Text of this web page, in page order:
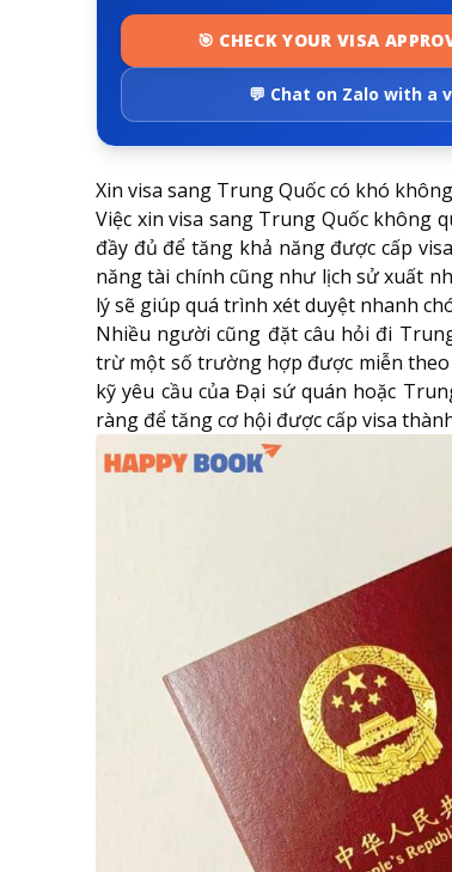
🎯 CHECK YOUR VISA
💬 Chat on Zalo with a
Xin visa sang Trung Quốc có khó
Việc xin visa sang Trung Quốckhông
đầy đủ để tăng khả năng được cấp
năng tài chính cũng như lịch sử xuất
lý sẽ giúp quá trình xét duyệt nhanh
Nhiều người cũng đặt câu hỏi đi
trừ một số trường hợp được miễn theo
kỹ yêu cầu của Đại sứ quán hoặc
ràng để tăng cơ hội được cấp visa